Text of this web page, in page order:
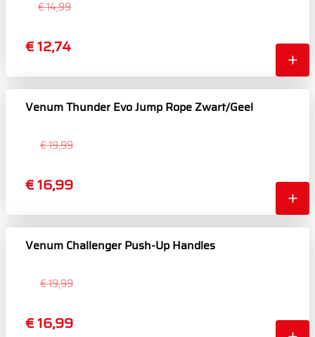
€ 14,99
€ 12,74
Venum Thunder Evo Jump Rope Zwart/Geel
€ 19,99
€ 16,99
Venum Challenger Push-Up Handles
€ 19,99
€ 16,99